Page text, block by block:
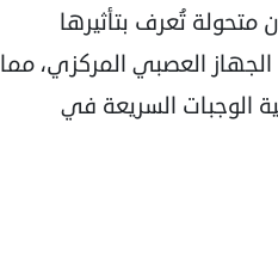
تُعرف بتأثيرها
العصبي المركزي، مما
الوجبات السريعة في